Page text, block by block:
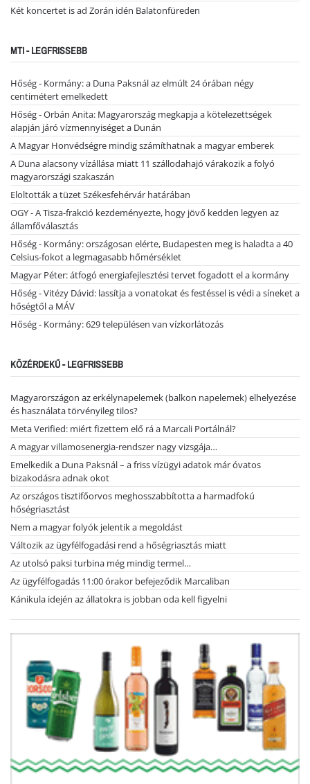
Két koncertet is ad Zorán idén Balatonfüreden
MTI - LEGFRISSEBB
Hőség - Kormány: a Duna Paksnál az elmúlt 24 órában négy
centimétert emelkedett
Hőség - Orbán Anita: Magyarország megkapja a kötelezettségek
alapján járó vízmennyiséget a Dunán
A Magyar Honvédségre mindig számíthatnak a magyar emberek
A Duna alacsony vízállása miatt 11 szállodahajó várakozik a folyó
magyarországi szakaszán
Eloltották a tüzet Székesfehérvár határában
OGY - A Tisza-frakció kezdeményezte, hogy jövő kedden legyen az
államfőválasztás
Hőség - Kormány: országosan elérte, Budapesten meg is haladta a 40
Celsius-fokot a legmagasabb hőmérséklet
Magyar Péter: átfogó energiafejlesztési tervet fogadott el a kormány
Hőség - Vitézy Dávid: lassítja a vonatokat és festéssel is védi a síneket a
hőségtől a MÁV
Hőség - Kormány: 629 településen van vízkorlátozás
KÖZÉRDEKŰ - LEGFRISSEBB
Magyarországon az erkélynapelemek (balkon napelemek) elhelyezése
és használata törvényileg tilos?
Meta Verified: miért fizettem elő rá a Marcali Portálnál?
A magyar villamosenergia-rendszer nagy vizsgája…
Emelkedik a Duna Paksnál – a friss vízügyi adatok már óvatos
bizakodásra adnak okot
Az országos tisztifőorvos meghosszabbította a harmadfokú
hőségriasztást
Nem a magyar folyók jelentik a megoldást
Változik az ügyfélfogadási rend a hőségriasztás miatt
Az utolsó paksi turbina még mindig termel…
Az ügyfélfogadás 11:00 órakor befejeződik Marcaliban
Kánikula idején az állatokra is jobban oda kell figyelni